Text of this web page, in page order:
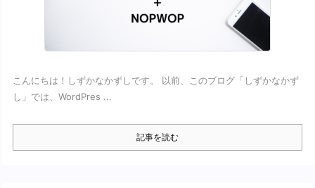
こんにちは！しずかなかずしです。 以前、このブログ「しずかなかず
し」では、WordPres ...
記事を読む